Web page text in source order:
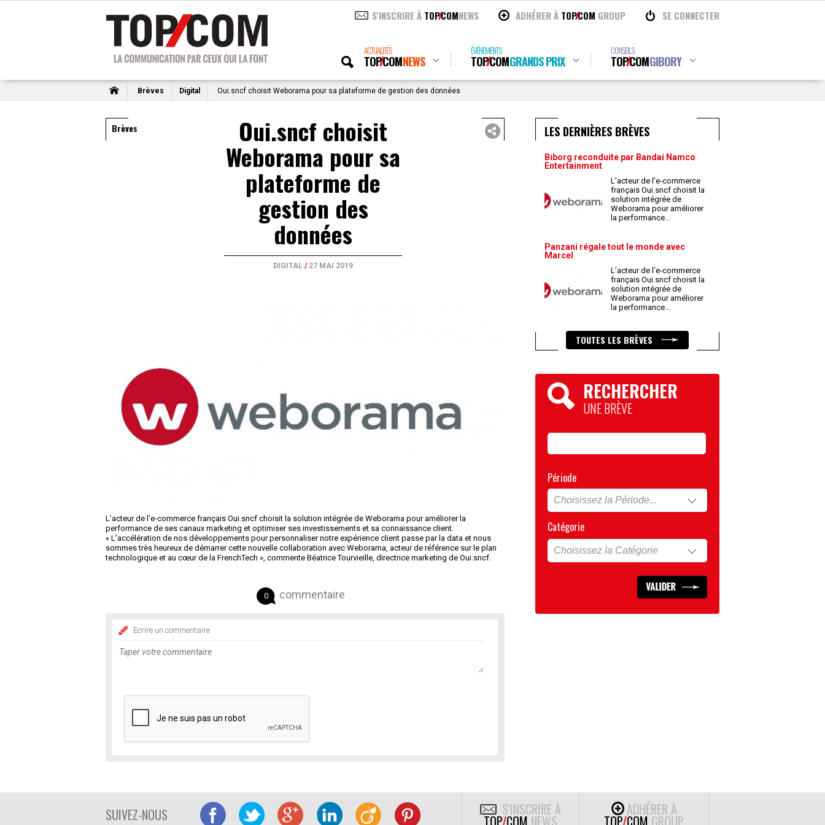
S'INSCRIRE À TOPCOMNEWS ADHÉRER À TOPCOM GROUP SE CONNECTER
ACTUALITÉS
TOPCOMNEWS
ÉVÉNEMENTS
TOPCOMGRANDS PRIX
CONSEILS
TOPCOMGIBORY
Brèves Digital Oui.sncf choisit Weborama pour sa plateforme de gestion des données
Brèves Oui.sncf choisit
Weborama pour sa
plateforme de
gestion des
données
DIGITAL / 27 MAI 2019
L’acteur de l’e-commerce français Oui.sncf choisit la solution intégrée de Weborama pour améliorer la
performance de ses canaux marketing et optimiser ses investissements et sa connaissance client.
« L’accélération de nos développements pour personnaliser notre expérience client passe par la data et nous
sommes très heureux de démarrer cette nouvelle collaboration avec Weborama, acteur de référence sur le plan
technologique et au cœur de la FrenchTech », commente Béatrice Tourvieille, directrice marketing de Oui.sncf.
0 commentaire
Ecrire un commentaire
LES DERNIÈRES BRÈVES
Biborg reconduite par Bandai Namco
Entertainment
L’acteur de l’e-commerce
français Oui.sncf choisit la
solution intégrée de
Weborama pour améliorer
la performance...
Panzani régale tout le monde avec
Marcel
L’acteur de l’e-commerce
français Oui.sncf choisit la
solution intégrée de
Weborama pour améliorer
la performance...
TOUTES LES BRÈVES
RECHERCHER
UNE BRÈVE
Période
Catégorie
SUIVEZ-NOUS S'INSCRIRE À
TOP/COM NEWS
ADHÉRER À
TOP/COM GROUP